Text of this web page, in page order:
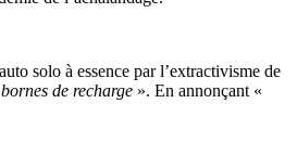
solo à essence par l’extractivisme de
de recharge ». En annonçant «